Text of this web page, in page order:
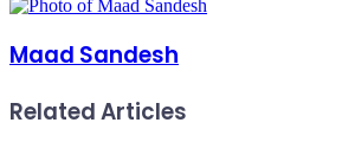
Maad Sandesh
Related Articles